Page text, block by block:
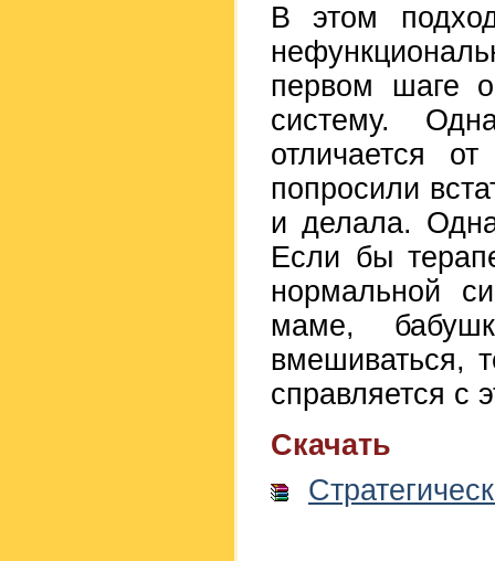
В этом
первом шаге
систему.
отличается
попросили
и делала.
Если бы
нормальной
маме,
вмешиваться,
справляется с
Скачать